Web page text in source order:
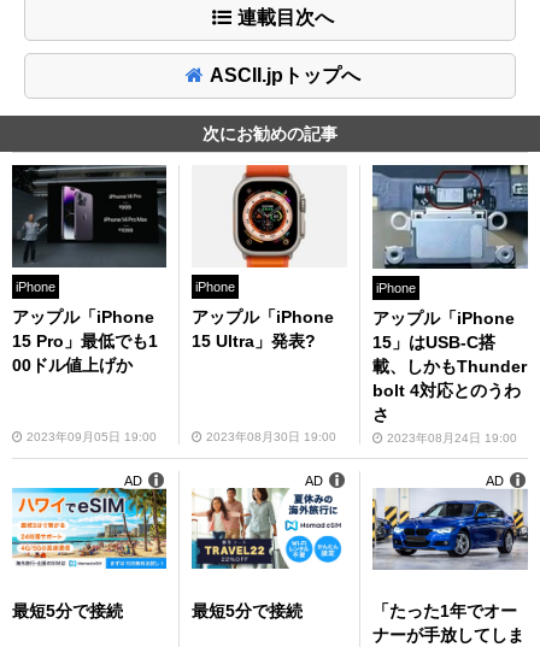
連載目次へ
ASCII.jpトップへ
次にお勧めの記事
iPhone
アップル「iPhone
15 Pro」最低でも1
00ドル値上げか
2023年09月05日 19:00
iPhone
アップル「iPhone
15 Ultra」発表?
2023年08月30日 19:00
iPhone
アップル「iPhone
15」はUSB-C搭
載、しかもThunder
bolt 4対応とのうわ
さ
2023年08月24日 19:00
最短5分で接続
AD
最短5分で接続
AD
「たった1年でオー
ナーが手放してしま
AD